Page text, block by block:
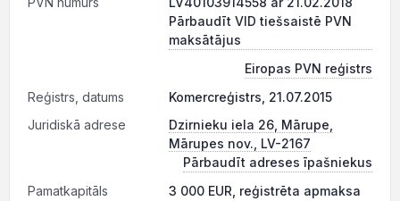
Pārbaudīt VID tiešsaistē PVN
maksātājus
Eiropas PVN reģistrs
Reģistrs, datums
Komercreģistrs, 21.07.2015
Juridiskā adrese
Dzirnieku iela 26, Mārupe,
Mārupes nov., LV-2167
Pārbaudīt adreses īpašniekus
Pamatkapitāls
3 000 EUR, reģistrēta apmaksa